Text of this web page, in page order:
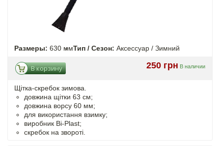
Размеры: 630 ммТип / Сезон: Аксессуар / Зимний
250 грн В наличии
В корзину
Щітка-скребок зимова.
довжина щітки 63 см;
довжина ворсу 60 мм;
для використання взимку;
виробник Bi-Plast;
скребок на звороті.